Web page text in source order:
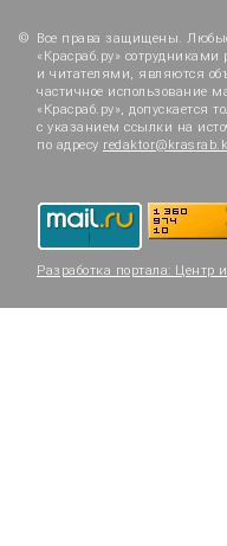
Все права защищены.
«Красраб.ру»
и читателями, являются
частичное использование
«Красраб.ру», допускается
с указанием ссылки на
по адресу
Разработка портала: Центр